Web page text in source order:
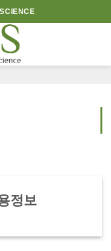
정보